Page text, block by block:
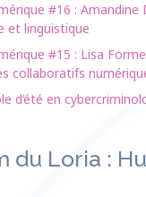
#16 : Amandine
et linguistique
#15 : Lisa
collaboratifs
d’été en
du Loria :